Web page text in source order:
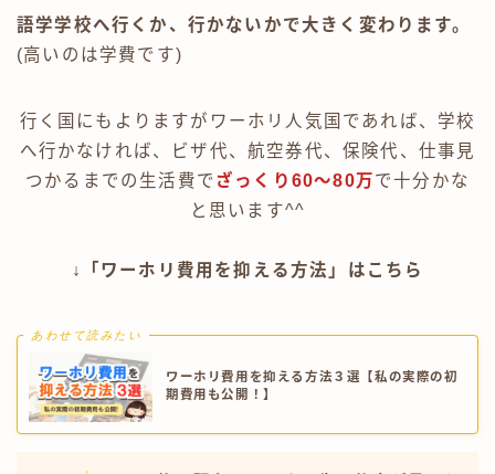
語学学校へ行くか、行かないかで大きく変わります。
(高いのは学費です)
行く国にもよりますがワーホリ人気国であれば、学校
へ行かなければ、ビザ代、航空券代、保険代、仕事見
つかるまでの生活費で ざっくり60～80万で十分かな
と思います^^
↓「ワーホリ費用を抑える方法」はこちら
あわせて読みたい
ワーホリ費用を抑える方法３選【私の実際の初
期費用も公開！】